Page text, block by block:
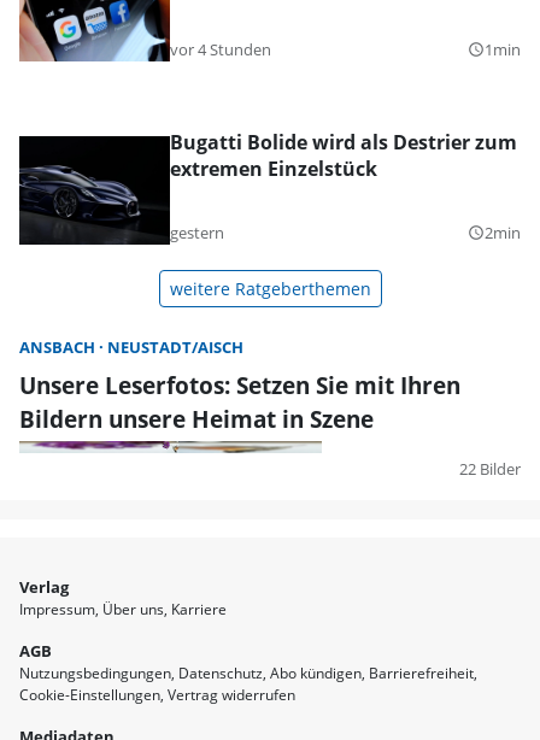
vor 4 Stunden query_builder1min
Bugatti Bolide wird als Destrier zum
extremen Einzelstück
gestern query_builder2min
weitere Ratgeberthemen
ANSBACH NEUSTADT/AISCH
Unsere Leserfotos: Setzen Sie mit Ihren
Bildern unsere Heimat in Szene
22 Bilder
Verlag
Impressum Über uns Karriere
AGB
Nutzungsbedingungen Datenschutz Abo kündigen Barrierefreiheit
Cookie-Einstellungen Vertrag widerrufen